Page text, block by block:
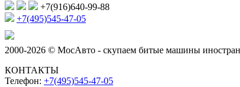
+7(916)640-99-88
+7(495)545-47-05
2000-2026 © МосАвто - скупаем битые машины
КОНТАКТЫ
Телефон: +7(495)545-47-05